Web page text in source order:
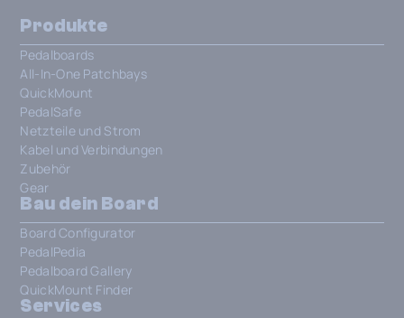
Produkte
Pedalboards
All-In-One Patchbays
QuickMount
PedalSafe
Netzteile und Strom
Kabel und Verbindungen
Zubehör
Gear
Bau dein Board
Board Configurator
PedalPedia
Pedalboard Gallery
QuickMount Finder
Services